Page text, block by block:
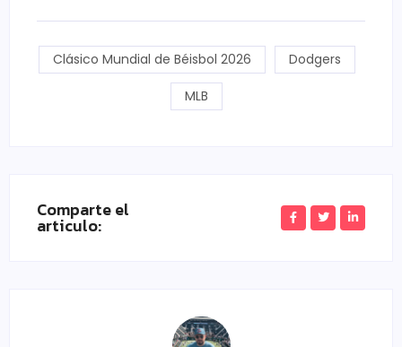
Clásico Mundial de Béisbol 2026 Dodgers
MLB
Comparte el
articulo: